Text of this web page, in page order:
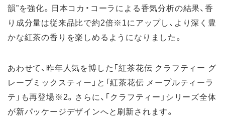
韻”を強化。日本コカ・コーラによる香気分析の結果、香
り成分量は従来品比で約2倍※1にアップし、より深く豊
かな紅茶の香りを楽しめるようになりました。
あわせて、昨年人気を博した「紅茶花伝 クラフティー グ
レープミックスティー」と「紅茶花伝 メープルティーラ
テ」も再登場※2。さらに、「クラフティー」シリーズ全体
が新パッケージデザインへと刷新されます。